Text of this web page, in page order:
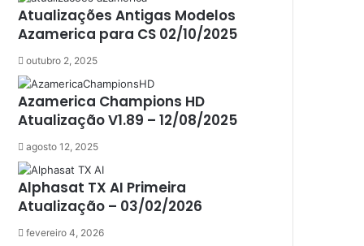
Athomics inspire Qi Compact
Athomics Inspire Qi Lite
Athomics S3
Athomics T3
Atto
AttoNet
AttoSat
ATV
Audisat
Audisat A1
Audisat A1 Plus
Audisat A2
Audisat A2 Plus
Atualizações Antigas Modelos
Azamerica para CS 02/10/2025
outubro 2, 2025
Azamerica Champions HD
Atualização V1.89 – 12/08/2025
agosto 12, 2025
Alphasat TX AI Primeira
Atualização – 03/02/2026
fevereiro 4, 2026